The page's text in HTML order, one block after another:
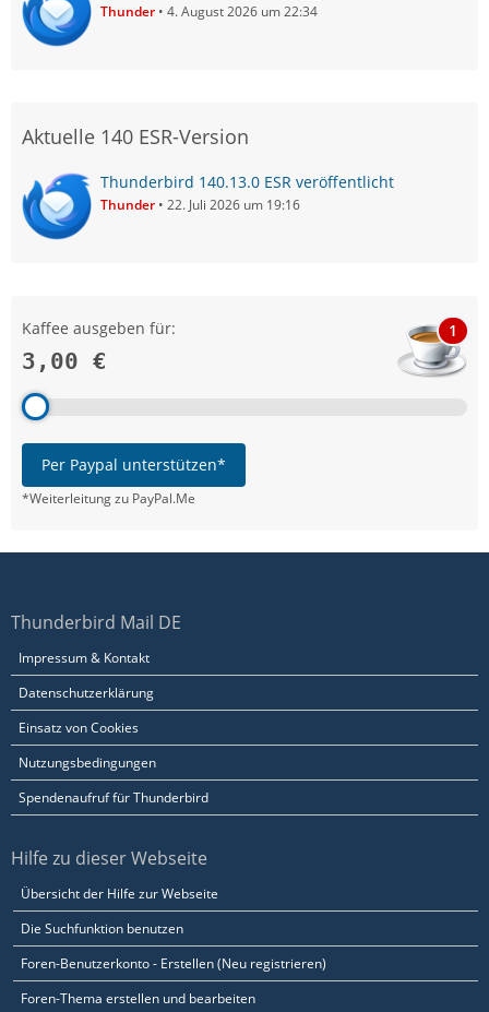
Thunder 4. August 2026 um 22:34
Aktuelle 140 ESR-Version
Thunderbird 140.13.0 ESR veröffentlicht
Thunder 22. Juli 2026 um 19:16
Kaffee ausgeben für:
3,00 €
1
Per Paypal unterstützen*
*Weiterleitung zu PayPal.Me
Thunderbird Mail DE
Impressum & Kontakt
Datenschutzerklärung
Einsatz von Cookies
Nutzungsbedingungen
Spendenaufruf für Thunderbird
Hilfe zu dieser Webseite
Übersicht der Hilfe zur Webseite
Die Suchfunktion benutzen
Foren-Benutzerkonto - Erstellen (Neu registrieren)
Foren-Thema erstellen und bearbeiten